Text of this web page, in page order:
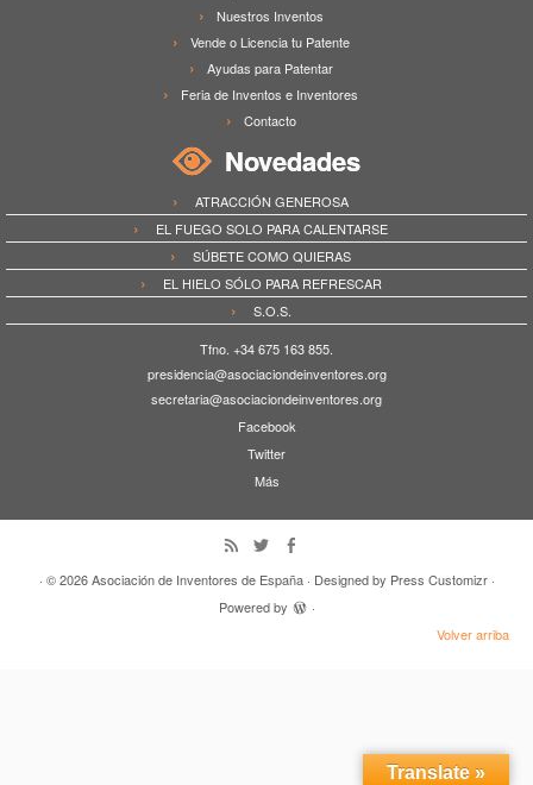
Nuestros Inventos
Vende o Licencia tu Patente
Ayudas para Patentar
Feria de Inventos e Inventores
Contacto
Novedades
ATRACCIÓN GENEROSA
EL FUEGO SOLO PARA CALENTARSE
SÚBETE COMO QUIERAS
EL HIELO SÓLO PARA REFRESCAR
S.O.S.
Tfno. +34 675 163 855.
presidencia@asociaciondeinventores.org
secretaria@asociaciondeinventores.org
Facebook
Twitter
Más
· © 2026Asociación de Inventores de España· Designed by Press Customizr·
Powered by
·
Volver arriba
Translate »